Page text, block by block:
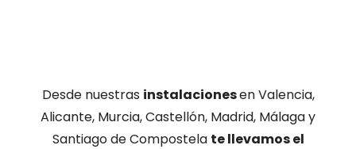
Desde nuestras instalacionesen Valencia,
Alicante, Murcia, Castellón, Madrid, Málaga y
Santiago de Compostela te llevamos el